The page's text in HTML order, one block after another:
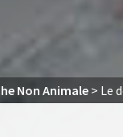
Non Animale > Le